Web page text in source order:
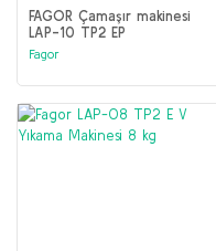
FAGOR Çamaşır makinesi
LAP-10 TP2 EP
Fagor